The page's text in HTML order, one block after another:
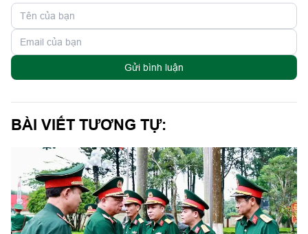
Gửi bình luận
BÀI VIẾT TƯƠNG TỰ: